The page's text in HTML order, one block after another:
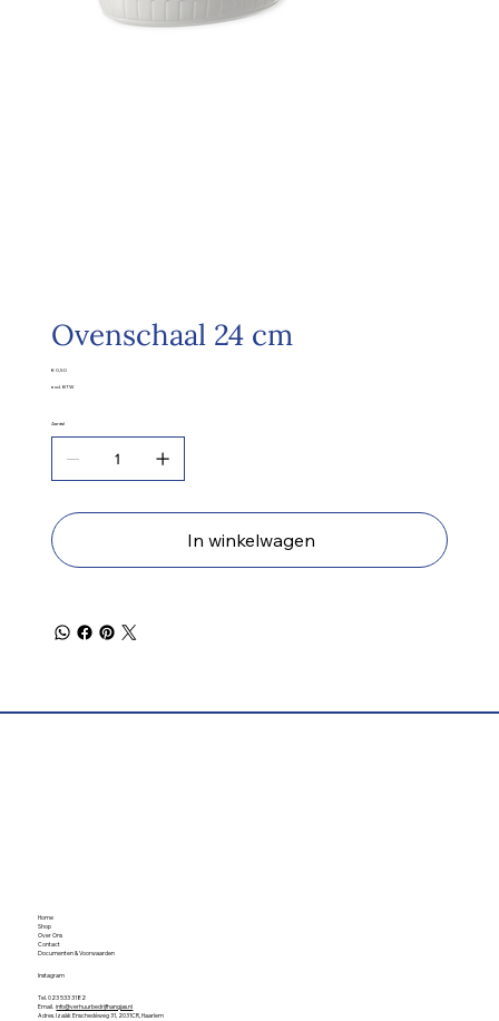
Ovenschaal 24 cm
Prijs
€ 0,50
excl. BTW
Aantal
In winkelwagen
Home
Shop
Over Ons
Contact
Documenten & Voorwaarden
Instagram
Tel. 023 533 3182
Email.info@verhuurbedrijfhangjas.nl
Adres. Izaäk Enschedéweg 31, 2031CR, Haarlem